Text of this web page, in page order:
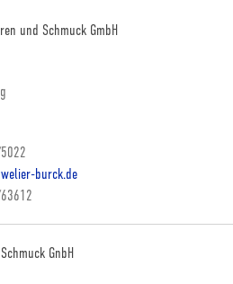
und Schmuck GmbH
burck.de
GnbH